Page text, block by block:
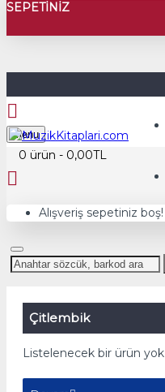
SEPETINIZ
Menu
0 ürün - 0,00TL
Alışveriş sepetiniz boş!
Çitlembik
Listelenecek bir ürün yok